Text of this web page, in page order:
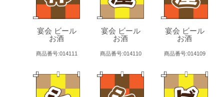
宴会 ビール
お酒
商品番号:014111
宴会 ビール
お酒
商品番号:014110
宴会 ビール
お酒
商品番号:014109